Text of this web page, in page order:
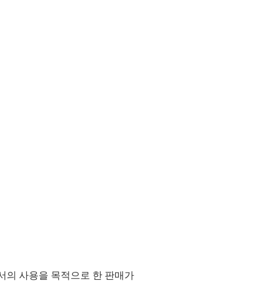
의 사용을 목적으로 한 판매가